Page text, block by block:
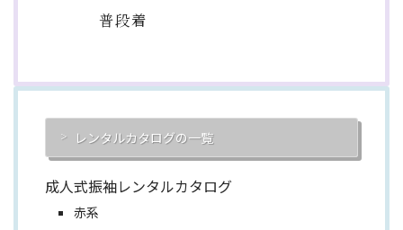
普段着
レンタルカタログの一覧
成人式振袖レンタルカタログ
赤系